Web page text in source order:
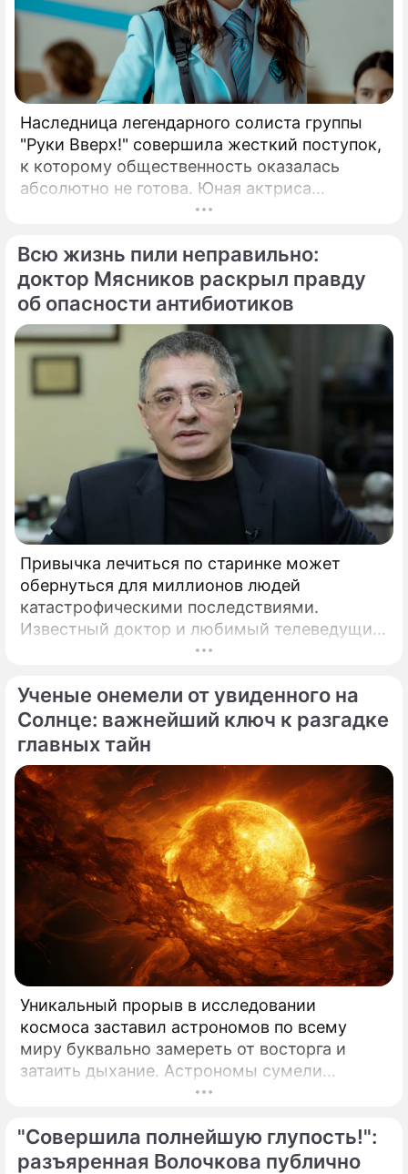
Наследница легендарного солиста группы
"Руки Вверх!" совершила жесткий поступок,
к которому общественность оказалась
абсолютно не готова. Юная актриса
Вероника Жукова, дочь бессменного лидера
заставила взрогнуть своих многочисленных
поклонников.
Всю жизнь пили неправильно:
доктор Мясников раскрыл правду
об опасности антибиотиков
Привычка лечиться по старинке может
обернуться для миллионов людей
катастрофическими последствиями.
Известный доктор и любимый телеведущий
миллионов Александр Мясников обратил
мировой медицине, который буквально
перечеркнул все наши прошлые
представления о здоровье.
Ученые онемели от увиденного на
Солнце: важнейший ключ к разгадке
главных тайн
Уникальный прорыв в исследовании
космоса заставил астрономов по всему
миру буквально замереть от восторга и
затаить дыхание. Астрономы сумели
совершить невозможное и заглянуть в
доселе четкостью.
"Совершила полнейшую глупость!":
разъяренная Волочкова публично